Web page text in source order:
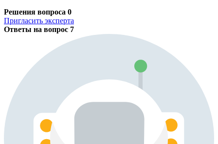
Решения вопроса 0
Пригласить эксперта
Ответы на вопрос 7